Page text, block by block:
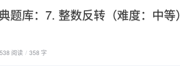
题库：7. 整数反转（难度：中等）
阅读 / 358 字